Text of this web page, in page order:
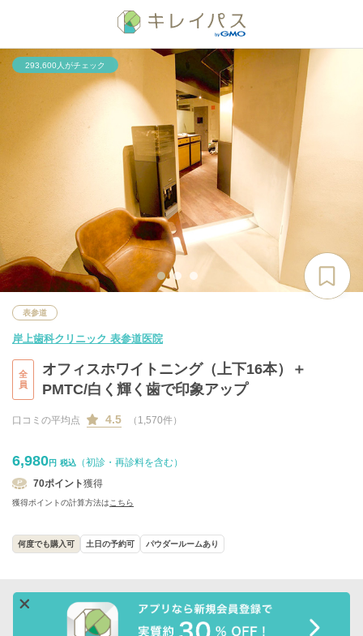
293,600人がチェック
表参道
岸上歯科クリニック 表参道医院
全
員
オフィスホワイトニング（上下16本）＋
PMTC/白く輝く歯で印象アップ
口コミの平均点 4.5 （1,570件）
6,980円 税込
（初診・再診料を含む）
70ポイント獲得
獲得ポイントの計算方法はこちら
何度でも購入可 土日の予約可 パウダールームあり